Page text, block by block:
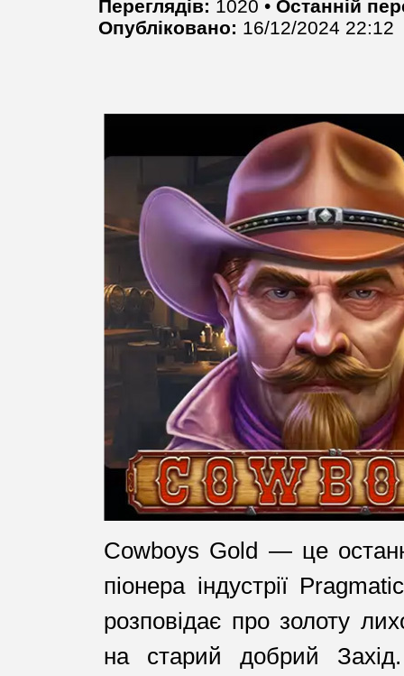
Переглядів: 1020 • Останній
Опубліковано: 16/12/2024 22:12
Cowboys Gold — це
піонера індустрії
розповідає про золоту
на старий добрий